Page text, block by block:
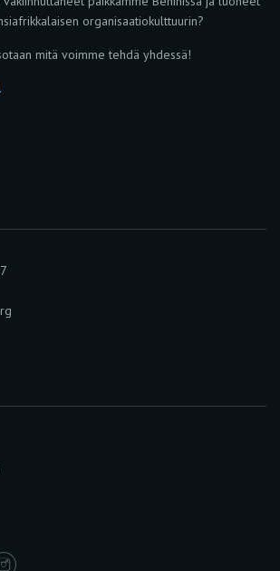
organisaatiokulttuurin?
mitä voimme tehdä yhdessä!
.